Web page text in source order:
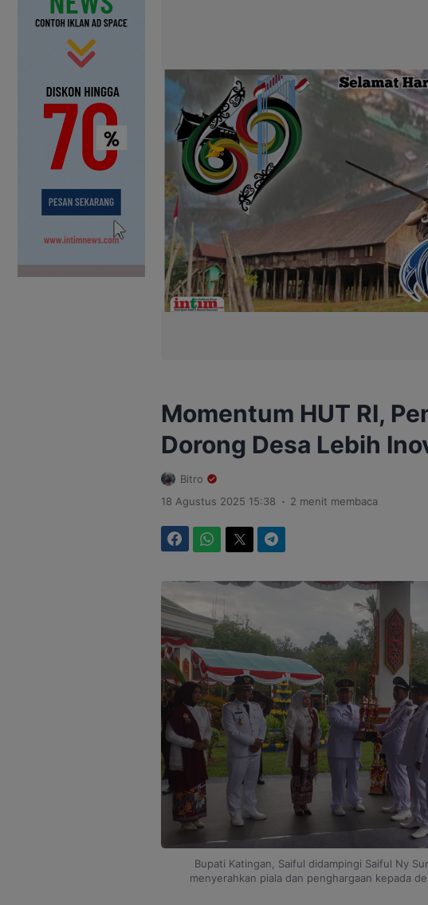
Momentum HUT RI,
Dorong Desa Lebih
Bitro
18 Agustus 2025 15:38 . 2 menit membaca
Bupati Katingan, Saiful didampingi Saiful Ny
menyerahkan piala dan penghargaan kepada